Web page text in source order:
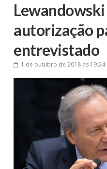
autorização
entrevistado
1 de outubro de 2018 às 19:24